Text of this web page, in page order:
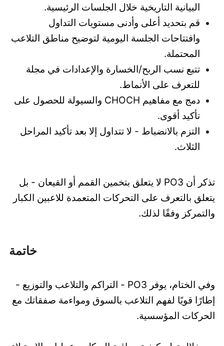
البيانية التاريخية خلال الجلسات الرئيسية.
قم بتحديد أعلى وأدنى مستويات التداول
وافتتاحات الجلسة اليومية لتوضيح مناطق التلاعب
المحتملة.
تتبع نسب الربح/الخسارة والإعدادات في مجلة
للتعرف على الأنماط.
دمج مع مفاهيم CHOCH والسيولة للحصول على
تأكيد أقوى.
التزم بالانضباط - لا تتداول إلا بعد تأكيد المراحل
الثلاث.
تذكر أن PO3 لا يتعلق بتخمين القمم أو القيعان - بل
يتعلق بالتعرف على التحركات المتعمدة للاعبين الكبار
والتمركز وفقًا لذلك.
خاتمة
وفي الختام، يوفر PO3 - التراكم والتلاعب والتوزيع -
إطارًا قويًا لفهم التلاعب بالسوق ومواءمة صفقاتك مع
الحركات المؤسسية.